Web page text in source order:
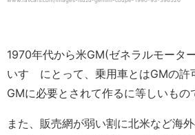
1970年代から米GM(ゼネラルモータ
いすゞにとって、乗用車とはGMの許
GMに必要とされて作るに等しいもの
また、販売網が弱い割に北米など海